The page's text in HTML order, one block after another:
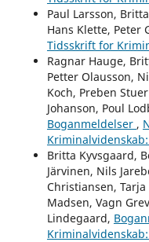
Paul Larsson,
Hans Klette, Peter
Tidsskrift for
Ragnar Hauge,
Petter Olausson,
Koch, Preben
Johanson, Poul
Boganmeldelser ,
Britta Kyvsgaard,
Järvinen, Nils
Christiansen, Tarja
Madsen, Vagn
Lindegaard,